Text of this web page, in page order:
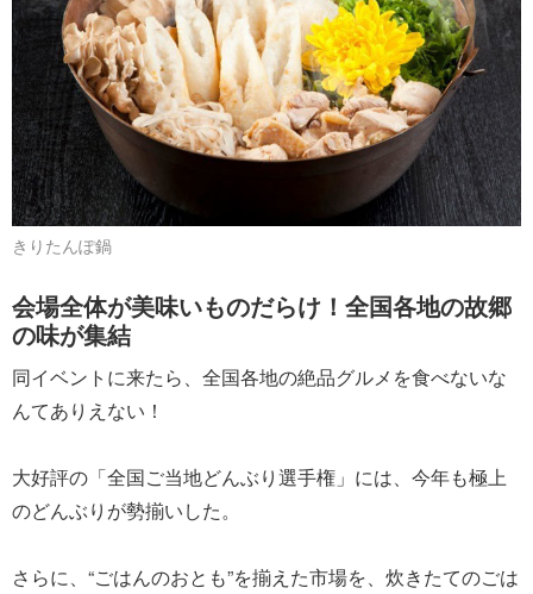
きりたんぽ鍋
会場全体が美味いものだらけ！全国各地の故郷
の味が集結
同イベントに来たら、全国各地の絶品グルメを食べないな
んてありえない！
大好評の「全国ご当地どんぶり選手権」には、今年も極上
のどんぶりが勢揃いした。
さらに、“ごはんのおとも”を揃えた市場を、炊きたてのごは